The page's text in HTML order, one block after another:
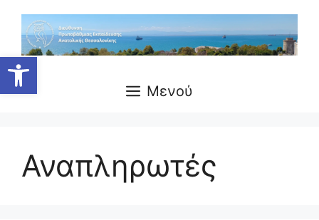
Ανοίξτε τη γραμμή εργαλείων
περιεχόμενο
Μενού
Αναπληρωτές